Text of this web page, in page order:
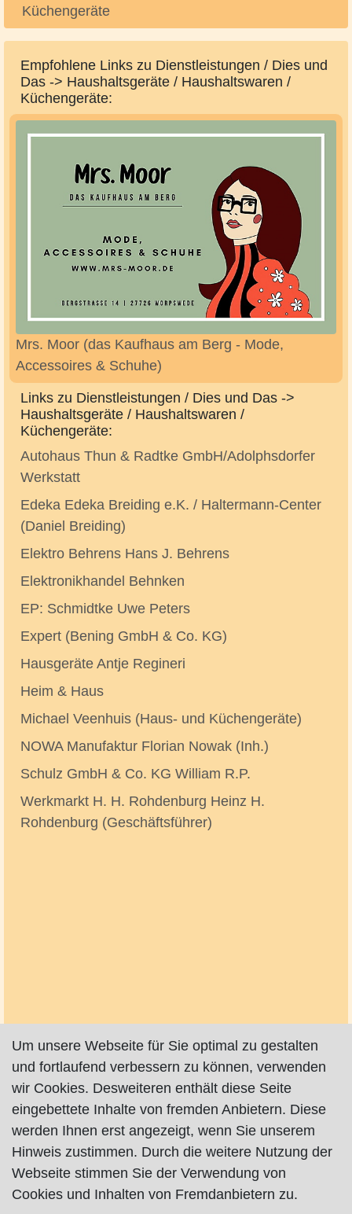
Küchengeräte
Empfohlene Links zu Dienstleistungen / Dies und
Das -> Haushaltsgeräte / Haushaltswaren /
Küchengeräte:
Mrs. Moor (das Kaufhaus am Berg - Mode,
Accessoires & Schuhe)
Links zu Dienstleistungen / Dies und Das ->
Haushaltsgeräte / Haushaltswaren /
Küchengeräte:
Autohaus Thun & Radtke GmbH/Adolphsdorfer
Werkstatt
Edeka Edeka Breiding e.K. / Haltermann-Center
(Daniel Breiding)
Elektro Behrens Hans J. Behrens
Elektronikhandel Behnken
EP: Schmidtke Uwe Peters
Expert (Bening GmbH & Co. KG)
Hausgeräte Antje Regineri
Heim & Haus
Michael Veenhuis (Haus- und Küchengeräte)
NOWA Manufaktur Florian Nowak (Inh.)
Schulz GmbH & Co. KG William R.P.
Werkmarkt H. H. Rohdenburg Heinz H.
Rohdenburg (Geschäftsführer)
Um unsere Webseite für Sie optimal zu gestalten
und fortlaufend verbessern zu können, verwenden
wir Cookies. Desweiteren enthält diese Seite
eingebettete Inhalte von fremden Anbietern. Diese
werden Ihnen erst angezeigt, wenn Sie unserem
Hinweis zustimmen. Durch die weitere Nutzung der
Webseite stimmen Sie der Verwendung von
Cookies und Inhalten von Fremdanbietern zu.